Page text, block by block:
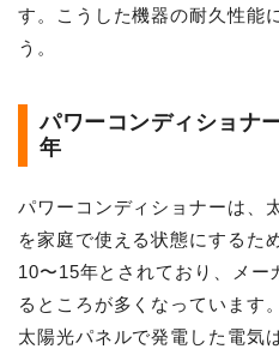
す。こうした機器の耐久性能
う。
パワーコンディショナ
年
パワーコンディショナーは、
を家庭で使える状態にするた
10〜15年とされており、メー
るところが多くなっています。
太陽光パネルで発電した電気